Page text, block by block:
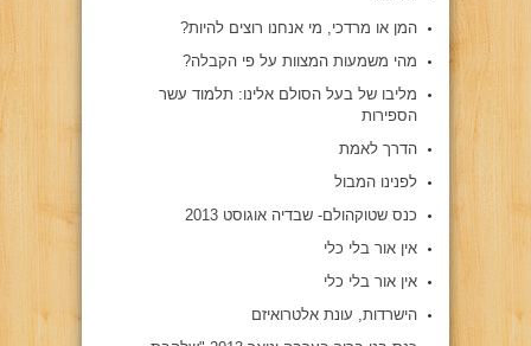
המן או מרדכי, מי אנחנו רוצים להיות?
מהי משמעות המצוות על פי הקבלה?
מליבו של בעל הסולם אלינו: תלמוד עשר
הספירות
הדרך לאמת
לפנינו המבול
כנס שטוקהולם- שבדיה אוגוסט 2013
אין אור בלי כלי
אין אור בלי כלי
הישרדות, עונת אלטרואיזם